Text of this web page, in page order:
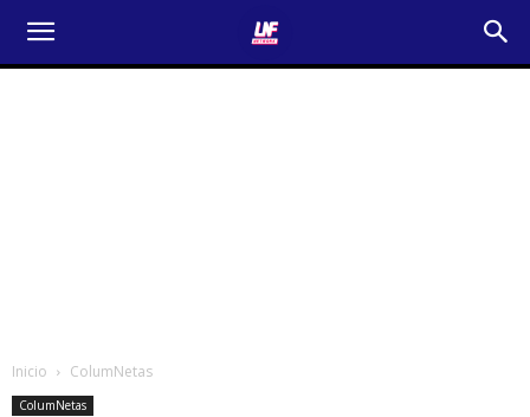
Inicio ColumNetas
ColumNetas